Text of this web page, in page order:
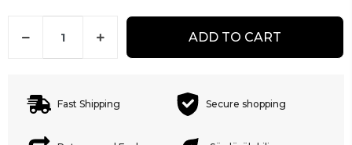
ADD TO CART
Fast Shipping Secure shopping